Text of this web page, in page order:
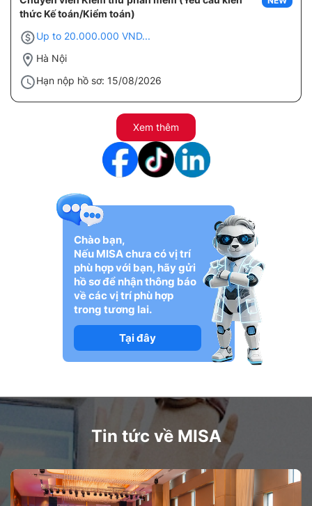
thức Kế toán/Kiểm toán)
Up to 20.000.000 VND...
Hà Nội
Hạn nộp hồ sơ: 15/08/2026
Xem thêm
Chào bạn,
Nếu MISA chưa có vị trí
phù hợp với bạn, hãy gửi
hồ sơ để nhận thông báo
về các vị trí phù hợp
trong tương lai.
Tại đây
Tin tức về MISA